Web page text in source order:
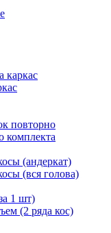
каркас
повторно
комплекта
(андеркат)
(вся голова)
1 шт)
(2 ряда кос)